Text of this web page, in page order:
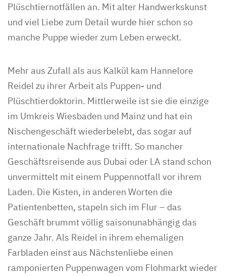
Plüschtiernotfällen an. Mit alter Handwerkskunst
und viel Liebe zum Detail wurde hier schon so
manche Puppe wieder zum Leben erweckt.
Mehr aus Zufall als aus Kalkül kam Hannelore
Reidel zu ihrer Arbeit als Puppen- und
Plüschtierdoktorin. Mittlerweile ist sie die einzige
im Umkreis Wiesbaden und Mainz und hat ein
Nischengeschäft wiederbelebt, das sogar auf
internationale Nachfrage trifft. So mancher
Geschäftsreisende aus Dubai oder LA stand schon
unvermittelt mit einem Puppennotfall vor ihrem
Laden. Die Kisten, in anderen Worten die
Patientenbetten, stapeln sich im Flur – das
Geschäft brummt völlig saisonunabhängig das
ganze Jahr. Als Reidel in ihrem ehemaligen
Farbladen einst aus Nächstenliebe einen
ramponierten Puppenwagen vom Flohmarkt wieder